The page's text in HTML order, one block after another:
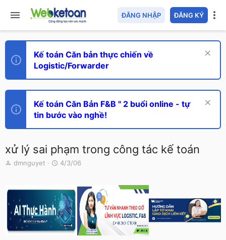
ĐĂNG NHẬP ĐĂNG KÝ
Kế toán Căn bản thực chiến về
Logistic/Forwarder
Kế toán Căn Bản F&B " 2 buổi online - tự
tin bước vào nghề!
xử lý sai phạm trong công tác kế toán
T
e
a
d
s
a
dmnguyet
N
y
g
ử
i
4/3/06